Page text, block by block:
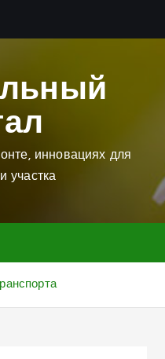
инновациях для
участка